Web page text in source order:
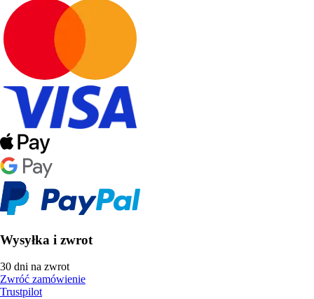
Wysyłka i zwrot
30 dni na zwrot
Zwróć zamówienie
Trustpilot